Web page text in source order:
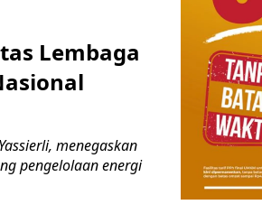
Lembaga
menegaskan
pengelolaan energi